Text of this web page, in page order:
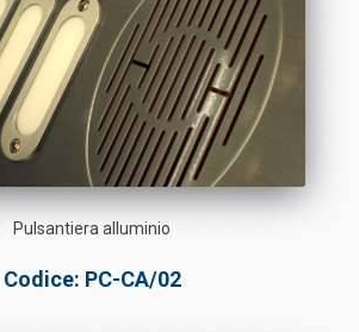
Pulsantiera alluminio
Codice: PC-CA/02